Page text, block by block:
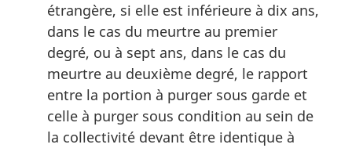
étrangère, si elle est inférieure à dix ans,
dans le cas du meurtre au premier
degré, ou à sept ans, dans le cas du
meurtre au deuxième degré, le rapport
entre la portion à purger sous garde et
celle à purger sous condition au sein de
la collectivité devant être identique à